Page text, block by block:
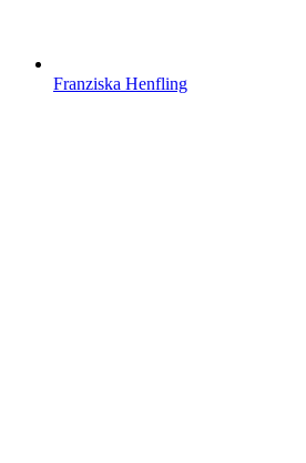
Franziska Henfling